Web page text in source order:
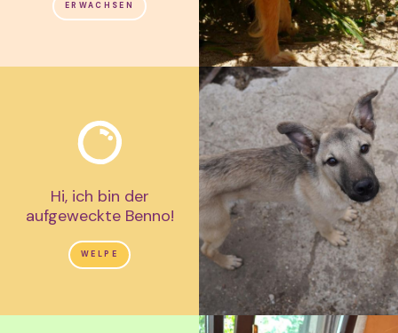
ERWACHSEN
Hi, ich bin der
aufgeweckte Benno!
WELPE